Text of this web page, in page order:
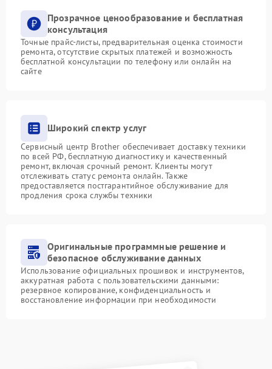
Прозрачное ценообразование и бесплатная
консультация
Точные прайс-листы, предварительная оценка стоимости
ремонта, отсутствие скрытых платежей и возможность
бесплатной консультации по телефону или онлайн на
сайте
Широкий спектр услуг
Сервисный центр Brother обеспечивает доставку техники
по всей РФ, бесплатную диагностику и качественный
ремонт, включая срочный ремонт. Клиенты могут
отслеживать статус ремонта онлайн. Также
предоставляется постгарантийное обслуживание для
продления срока службы техники
Оригинальные программные решение и
безопасное обслуживание данных
Использование официальных прошивок и инструментов,
аккуратная работа с пользовательскими данными:
резервное копирование, конфиденциальность и
восстановление информации при необходимости